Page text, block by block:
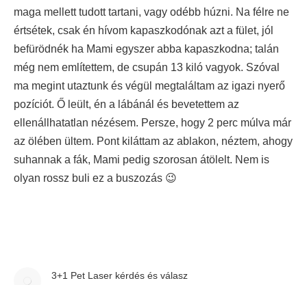
maga mellett tudott tartani, vagy odébb húzni. Na félre ne
értsétek, csak én hívom kapaszkodónak azt a fület, jól
befürödnék ha Mami egyszer abba kapaszkodna; talán
még nem említettem, de csupán 13 kiló vagyok. Szóval
ma megint utaztunk és végül megtaláltam az igazi nyerő
pozíciót. Ő leült, én a lábánál és bevetettem az
ellenállhatatlan nézésem. Persze, hogy 2 perc múlva már
az ölében ültem. Pont kiláttam az ablakon, néztem, ahogy
suhannak a fák, Mami pedig szorosan átölelt. Nem is
olyan rossz buli ez a buszozás 😉
3+1 Pet Laser kérdés és válasz